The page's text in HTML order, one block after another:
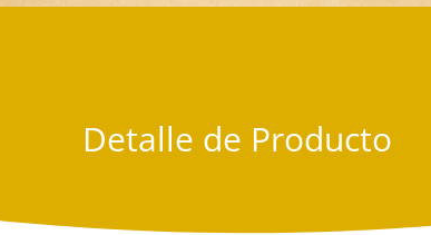
Detalle de Producto